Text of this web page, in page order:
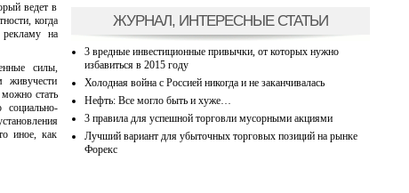
ведет в
когда
на
силы,
живучести
стать
социально-
иное, как
ЖУРНАЛ, ИНТЕРЕСНЫЕ СТАТЬИ
3 вредные инвестиционные привычки, от которых нужно
избавиться в 2015 году
Холодная война с Россией никогда и не заканчивалась
Нефть: Все могло быть и хуже…
3 правила для успешной торговли мусорными акциями
Лучший вариант для убыточных торговых позиций на рынке
Форекс